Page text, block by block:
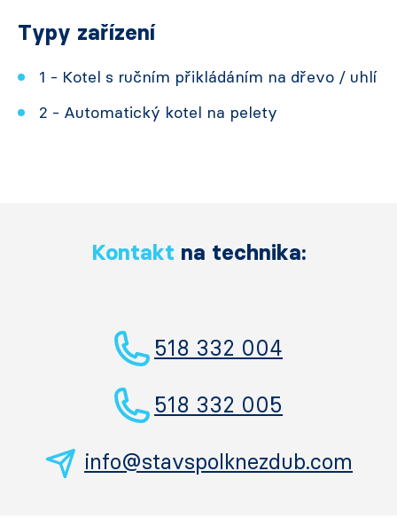
Typy zařízení
1 - Kotel s ručním přikládáním na dřevo / uhlí
2 - Automatický kotel na pelety
Kontakt na technika:
518 332 004
518 332 005
info@stavspolknezdub.com